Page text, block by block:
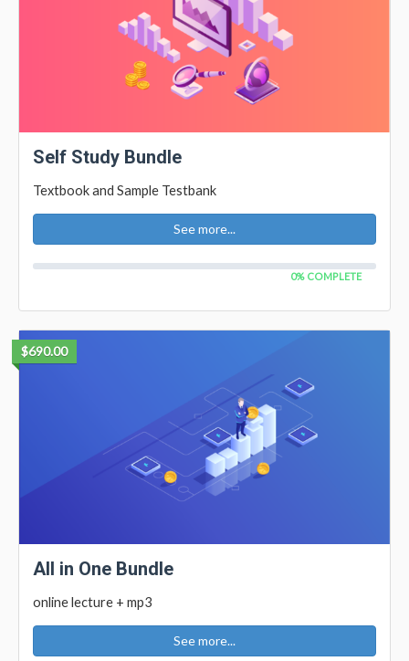
Self Study Bundle
Textbook and Sample Testbank
See more...
0% COMPLETE
$690.00
All in One Bundle
online lecture + mp3
See more...